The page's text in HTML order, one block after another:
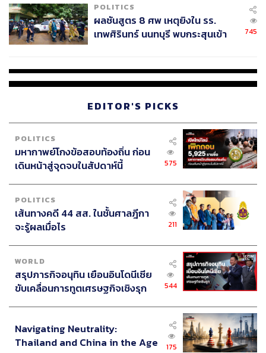
POLITICS
ผลชันสูตร 8 ศพ เหตุยิงใน รร.
เทพศิรินทร์ นนทบุรี พบกระสุนเข้า
745
EDITOR'S PICKS
POLITICS
มหากาพย์โกงข้อสอบท้องถิ่น ก่อน
เดินหน้าสู่จุดจบในสัปดาห์นี้
575
POLITICS
เส้นทางคดี 44 สส. ในชั้นศาลฎีกา
จะรู้ผลเมื่อไร
211
WORLD
สรุปภารกิจอนุทิน เยือนอินโดนีเซีย
ขับเคลื่อนการทูตเศรษฐกิจเชิงรุก
544
Navigating Neutrality:
Thailand and China in the Age
175